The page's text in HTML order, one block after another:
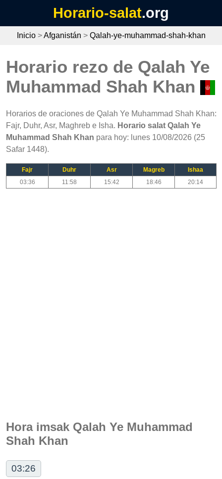
Horario-salat.org
Inicio>Afganistán > Qalah-ye-muhammad-shah-khan
Horario rezo de Qalah Ye
Muhammad Shah Khan
Horarios de oraciones de Qalah Ye Muhammad Shah Khan:
Fajr, Duhr, Asr, Maghreb e Isha. Horario salat Qalah Ye
Muhammad Shah Khan para hoy: lunes 10/08/2026 (25
Safar 1448).
Fajr Duhr Asr Magreb
Ishaa
03:36
11:58 15:42 18:46 20:14
Hora imsak Qalah Ye Muhammad
Shah Khan
03:26